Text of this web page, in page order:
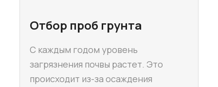
Отбор проб грунта
С каждым годом уровень
загрязнения почвы растет. Это
происходит из-за осаждения